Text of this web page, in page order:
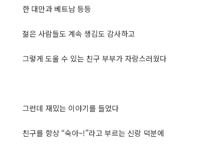
한 대만과 베트남 등등
젊은 사람들도 계속 생김도 감사하고
그렇게 도울 수 있는 친구 부부가 자랑스러웠다
그런데 재밌는 이야기를 들었다
친구를 항상 “숙아~!”라고 부르는 신랑 덕분에